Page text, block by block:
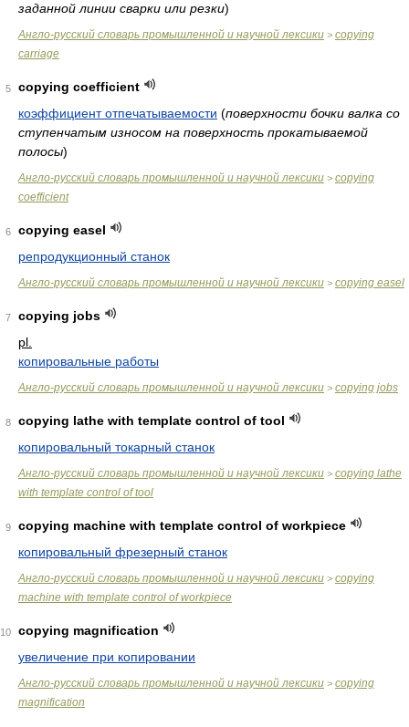
заданной линии сварки или резки)
Англо-русский словарь промышленной и научной лексики > copying
carriage
5
copying coefficient
коэффициент отпечатываемости (поверхности бочки валка со
ступенчатым износом на поверхность прокатываемой
полосы)
Англо-русский словарь промышленной и научной лексики > copying
coefficient
6
copying easel
репродукционный станок
Англо-русский словарь промышленной и научной лексики > copying easel
7
copying jobs
pl.
копировальные работы
Англо-русский словарь промышленной и научной лексики > copying jobs
8
copying lathe with template control of tool
копировальный токарный станок
Англо-русский словарь промышленной и научной лексики > copying lathe
with template control of tool
9
copying machine with template control of workpiece
копировальный фрезерный станок
Англо-русский словарь промышленной и научной лексики > copying
machine with template control of workpiece
10
copying magnification
увеличение при копировании
Англо-русский словарь промышленной и научной лексики > copying
magnification